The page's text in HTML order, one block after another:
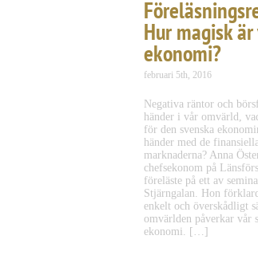
Hur magisk
ekonomi?
februari 5th, 2016
Negativa räntor och
händer i vår omvärld,
för den svenska
händer med de
marknaderna? Anna
chefsekonom på
föreläste på ett av
Stjärngalan. Hon
enkelt och överskådligt
omvärlden påverkar vår
ekonomi. […]